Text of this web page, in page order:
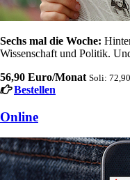
Sechs mal die Woche:
Wissenschaft und Politik.
56,90 Euro/Monat Soli:
Bestellen
Online